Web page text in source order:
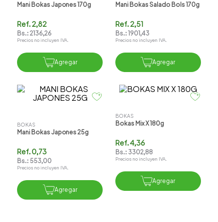
Mani Bokas Japones 170g
Ref.2,82
Bs.:2136,26
Precios no incluyen IVA.
Agregar
Mani Bokas Salado Bols 170g
Ref.2,51
Bs.:1901,43
Precios no incluyen IVA.
Agregar
BOKAS
Mani Bokas Japones 25g
Ref.0,73
Bs.: 553,00
Precios no incluyen IVA.
Agregar
BOKAS
Bokas Mix X 180g
Ref.4,36
Bs.: 3302,88
Precios no incluyen IVA.
Agregar